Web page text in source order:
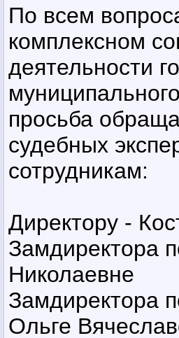
По всем
комплексном
деятельности
просьба
судебных
сотрудникам:
Директору -
Замдиректора
Николаевне
Замдиректора
Ольге